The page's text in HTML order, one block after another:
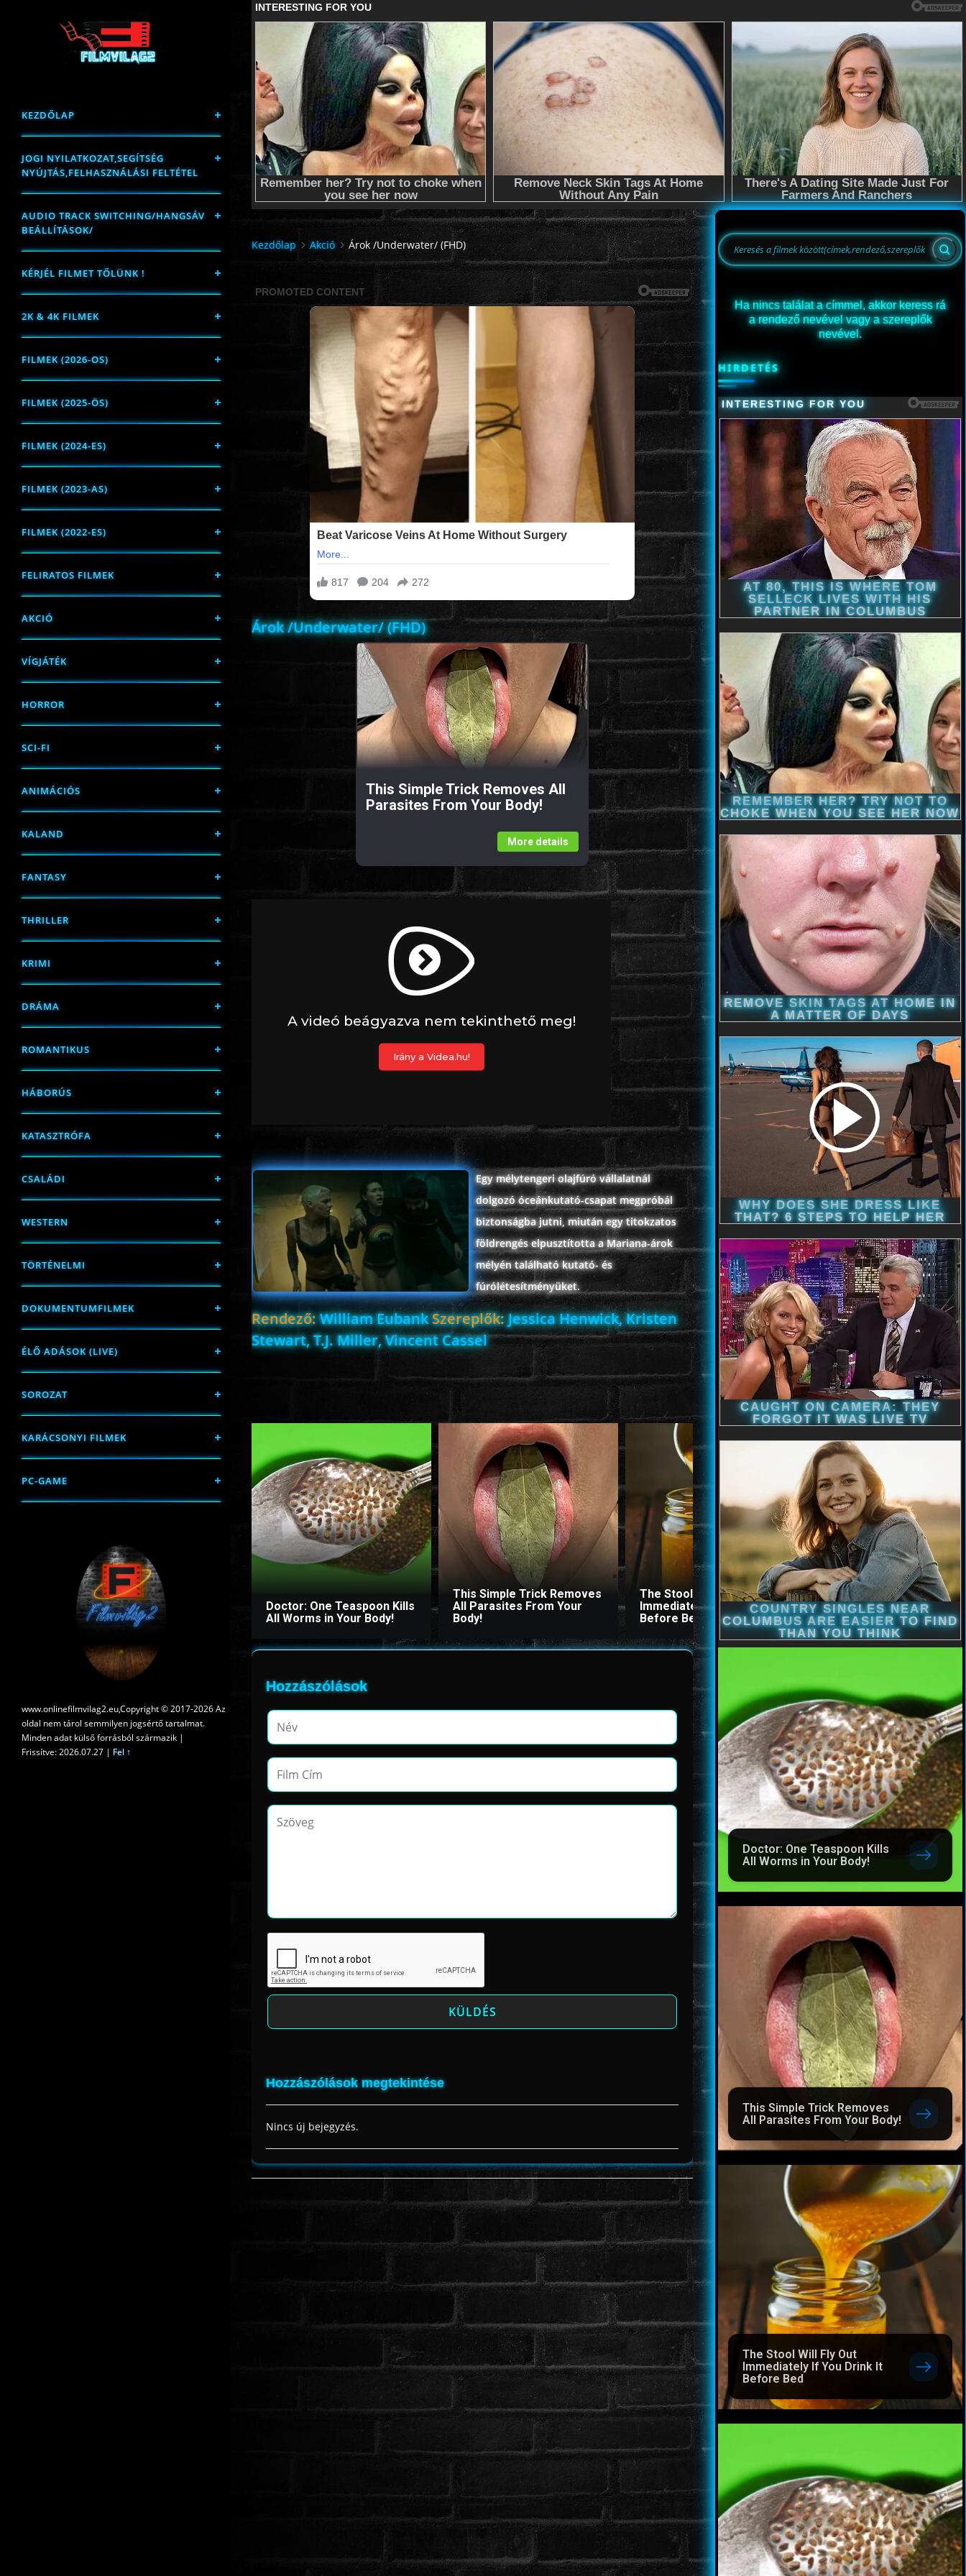
KEZDŐLAP
JOGI NYILATKOZAT,SEGÍTSÉG
NYÚJTÁS,FELHASZNÁLÁSI FELTÉTEL
AUDIO TRACK SWITCHING/HANGSÁV
BEÁLLÍTÁSOK/
KÉRJÉL FILMET TŐLÜNK !
2K & 4K FILMEK
FILMEK (2026-OS)
FILMEK (2025-ÖS)
FILMEK (2024-ES)
FILMEK (2023-AS)
FILMEK (2022-ES)
FELIRATOS FILMEK
AKCIÓ
VÍGJÁTÉK
HORROR
SCI-FI
ANIMÁCIÓS
KALAND
FANTASY
THRILLER
KRIMI
DRÁMA
ROMANTIKUS
HÁBORÚS
KATASZTRÓFA
CSALÁDI
WESTERN
TÖRTÉNELMI
DOKUMENTUMFILMEK
ÉLŐ ADÁSOK (LIVE)
SOROZAT
KARÁCSONYI FILMEK
PC-GAME
www.onlinefilmvilag2.eu,Copyright © 2017-2026 Az
oldal nem tárol semmilyen jogsértő tartalmat.
Minden adat külső forrásból származik |
Frissítve: 2026.07.27 | Fel ↑
Kezdőlap Akció Árok /Underwater/ (FHD)
Árok /Underwater/ (FHD)
This Simple Trick Removes All
Parasites From Your Body!
More details
Egy mélytengeri olajfúró vállalatnál
dolgozó óceánkutató-csapat megpróbál
biztonságba jutni, miután egy titokzatos
földrengés elpusztította a Mariana-árok
mélyén található kutató- és
fúrólétesítményüket.
Rendező:William EubankSzereplők:Jessica Henwick, Kristen
Stewart, T.J. Miller, Vincent Cassel
Doctor: One Teaspoon Kills
All Worms in Your Body!
This Simple Trick Removes
All Parasites From Your
Body!
The Stool Will Fly Out
Immediately If You Drink It
Before Bed
Doctor: One Teaspoon
All Worms in Your Body!
Hozzászólások
Hozzászólások megtekintése
Nincs új bejegyzés.
Ha nincs találat a címmel, akkor keress rá
a rendező nevével vagy a szereplők
nevével.
HIRDETÉS
Doctor: One Teaspoon Kills
All Worms in Your Body!
This Simple Trick Removes
All Parasites From Your Body!
The Stool Will Fly Out
Immediately If You Drink It
Before Bed